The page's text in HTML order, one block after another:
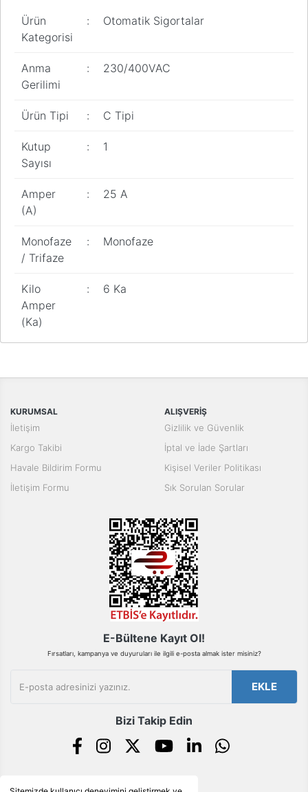
Ürün
Kategorisi
: Otomatik Sigortalar
Anma
Gerilimi
: 230/400VAC
Ürün Tipi : C Tipi
Kutup
Sayısı
: 1
Amper
(A)
: 25 A
Monofaze
/ Trifaze
: Monofaze
Kilo
Amper
(Ka)
: 6 Ka
Yorum Yaz
Bu ürünün fiyat bilgisi, resim, ürün açıklamalarında ve diğer
Ürün resmi kalitesiz, bozuk veya görüntülenemiyor.
Ürün fiyatı diğer sitelerden daha pahalı.
Bu ürüne benzer farklı alternatifler olmalı.
Gönder
KURUMSAL
İletişim
Kargo Takibi
Havale Bildirim Formu
İletişim Formu
ALIŞVERİŞ
Gizlilik ve Güvenlik
İptal ve İade Şartları
Kişisel Veriler Politikası
Sık Sorulan Sorular
E-Bültene Kayıt Ol!
Fırsatları, kampanya ve duyuruları ile ilgili e-posta almak ister misiniz?
EKLE
Bizi Takip Edin